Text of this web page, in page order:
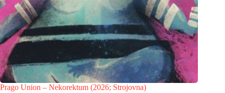
Prago Union – Nekorektum (2026; Strojovna)